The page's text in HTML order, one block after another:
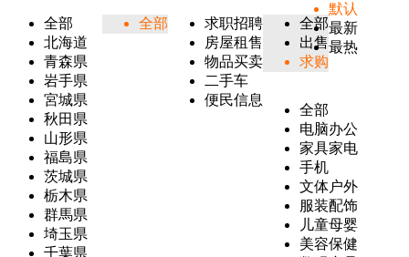
全部
北海道
青森県
岩手県
宮城県
秋田県
山形県
福島県
茨城県
栃木県
群馬県
埼玉県
千葉県
全部
求职招聘
房屋租售
物品买卖
二手车
便民信息
全部
出售
求购
全部
电脑办公
家具家电
手机
文体户外
服装配饰
儿童母婴
美容保健
默认
最新
最热